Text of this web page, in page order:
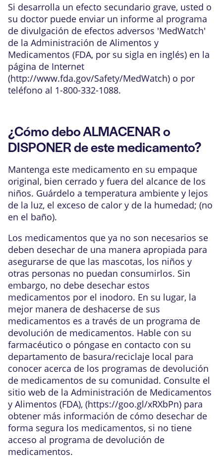
Si desarrolla un efecto secundario grave, usted o
su doctor puede enviar un informe al programa
de divulgación de efectos adversos 'MedWatch'
de la Administración de Alimentos y
Medicamentos (FDA, por su sigla en inglés) en la
página de Internet
(http://www.fda.gov/Safety/MedWatch) o por
teléfono al 1-800-332-1088.
¿Cómo debo ALMACENAR o
DISPONER de este medicamento?
Mantenga este medicamento en su empaque
original, bien cerrado y fuera del alcance de los
niños. Guárdelo a temperatura ambiente y lejos
de la luz, el exceso de calor y de la humedad; (no
en el baño).
Los medicamentos que ya no son necesarios se
deben desechar de una manera apropiada para
asegurarse de que las mascotas, los niños y
otras personas no puedan consumirlos. Sin
embargo, no debe desechar estos
medicamentos por el inodoro. En su lugar, la
mejor manera de deshacerse de sus
medicamentos es a través de un programa de
devolución de medicamentos. Hable con su
farmacéutico o póngase en contacto con su
departamento de basura/reciclaje local para
conocer acerca de los programas de devolución
de medicamentos de su comunidad. Consulte el
sitio web de la Administración de Medicamentos
y Alimentos (FDA), (https://goo.gl/xRXbPn) para
obtener más información de cómo desechar de
forma segura los medicamentos, si no tiene
acceso al programa de devolución de
medicamentos.